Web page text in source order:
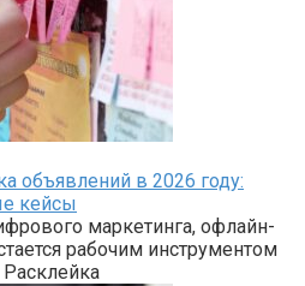
объявлений в 2026 году:
кейсы
маркетинга, офлайн-
рабочим инструментом
Расклейка